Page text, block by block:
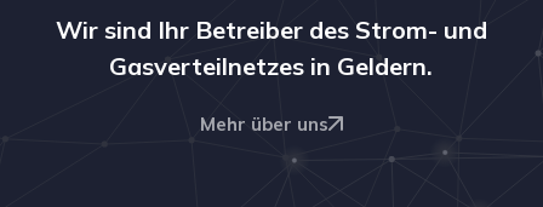
Wir sind Ihr Betreiber des Strom- und
Gasverteilnetzes in Geldern.
Mehr über uns